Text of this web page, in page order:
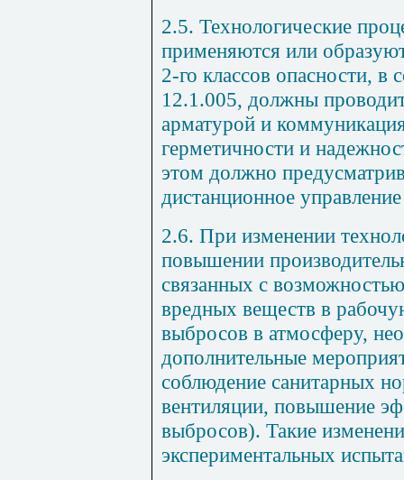
2.5. Технологические
применяются или
2-го классов опасности, в
12.1.005, должны
арматурой и
герметичности и
этом должно
дистанционное
2.6. При изменении
повышении
связанных с
вредных веществ в
выбросов в атмосферу,
дополнительные
соблюдение санитарных
вентиляции, повышение
выбросов). Такие
экспериментальных